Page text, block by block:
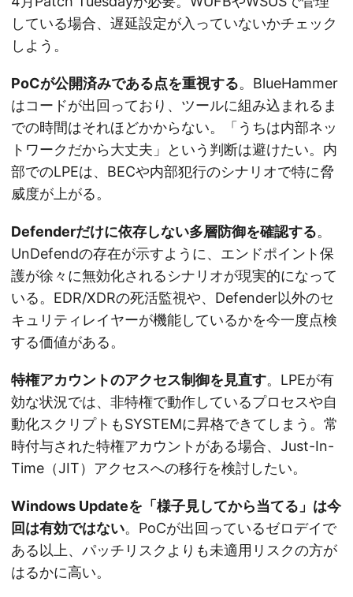
している場合、遅延設定が入っていないかチェック
しよう。
PoCが公開済みである点を重視する。BlueHammer
はコードが出回っており、ツールに組み込まれるま
での時間はそれほどかからない。「うちは内部ネッ
トワークだから大丈夫」という判断は避けたい。内
部でのLPEは、BECや内部犯行のシナリオで特に脅
威度が上がる。
Defenderだけに依存しない多層防御を確認する。
UnDefendの存在が示すように、エンドポイント保
護が徐々に無効化されるシナリオが現実的になって
いる。EDR/XDRの死活監視や、Defender以外のセ
キュリティレイヤーが機能しているかを今一度点検
する価値がある。
特権アカウントのアクセス制御を見直す。LPEが有
効な状況では、非特権で動作しているプロセスや自
動化スクリプトもSYSTEMに昇格できてしまう。常
時付与された特権アカウントがある場合、Just-In-
Time（JIT）アクセスへの移行を検討したい。
Windows Updateを「様子見してから当てる」は今
回は有効ではない。PoCが出回っているゼロデイで
ある以上、パッチリスクよりも未適用リスクの方が
はるかに高い。